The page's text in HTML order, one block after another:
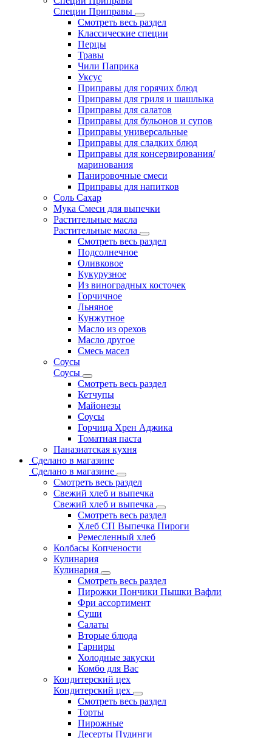
Специи Приправы
Смотреть весь раздел
Классические специи
Перцы
Травы
Чили Паприка
Уксус
Приправы для горячих блюд
Приправы для гриля и шашлыка
Приправы для салатов
Приправы для бульонов и супов
Приправы универсальные
Приправы для сладких блюд
Приправы для консервирования/
маринования
Панировочные смеси
Приправы для напитков
Соль Сахар
Мука Смеси для выпечки
Растительные масла
Растительные масла
Смотреть весь раздел
Подсолнечное
Оливковое
Кукурузное
Из виноградных косточек
Горчичное
Льняное
Кунжутное
Масло из орехов
Масло другое
Смесь масел
Соусы
Соусы
Смотреть весь раздел
Кетчупы
Майонезы
Соусы
Горчица Хрен Аджика
Томатная паста
Паназиатская кухня
Сделано в магазине
Сделано в магазине
Смотреть весь раздел
Свежий хлеб и выпечка
Свежий хлеб и выпечка
Смотреть весь раздел
Хлеб СП Выпечка Пироги
Ремесленный хлеб
Колбасы Копчености
Кулинария
Кулинария
Смотреть весь раздел
Пирожки Пончики Пышки Вафли
Фри ассортимент
Суши
Салаты
Вторые блюда
Гарниры
Холодные закуски
Комбо для Вас
Кондитерский цех
Кондитерский цех
Смотреть весь раздел
Торты
Пирожные
Десерты Пудинги